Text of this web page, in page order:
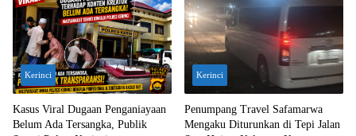
Kerinci
Kasus Viral Dugaan Penganiayaan
Belum Ada Tersangka, Publik
Kerinci
Penumpang Travel Safamarwa
Mengaku Diturunkan di Tepi Jalan